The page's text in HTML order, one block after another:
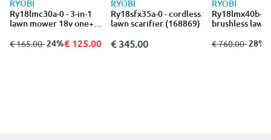
RYOBI
Ry18lmc30a-0 - 3-in-1
lawn mower 18v one+
από
€ 165.00σε
- 24%€ 125.00
RYOBI
Ry18sfx35a-0 - cordless
lawn scarifier (168869)
€ 345.00
RYOBI
Ry18lmx40b-
brushless
από
€ 760.00σε
- 28%